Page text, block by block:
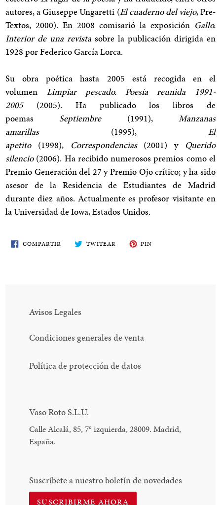
autores, a Giuseppe Ungaretti (El cuaderno del viejo, Pre-
Textos, 2000). En 2008 comisarió la exposición Gallo.
Interior de una revista sobre la publicación dirigida en
1928 por Federico García Lorca.
Su obra poética hasta 2005 está recogida en el
volumen Limpiar pescado. Poesía reunida 1991-
2005(2005). Ha publicado los libros de
poemas Septiembre(1991), Manzanas
amarillas(1995), El
apetito(1998), Correspondencias(2001) y Querido
silencio(2006). Ha recibido numerosos premios como el
Premio Generación del 27 y Premio Ojo crítico; y ha sido
asesor de la Residencia de Estudiantes de Madrid
durante diez años. Actualmente es profesor visitante en
la Universidad de Iowa, Estados Unidos.
COMPARTIR COMPARTE
EN
TWITEAR TWITEA
EN
PIN
Avisos Legales
Condiciones generales de venta
Política de protección de datos
Vaso Roto S.L.U.
Calle Alcalá, 85, 7° izquierda, 28009. Madrid,
España.
Suscríbete a nuestro boletín de novedades
SUSCRIBIRME AHORA